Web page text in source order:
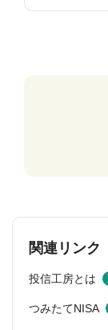
関連リンク
投信工房とは
つみたてNISA